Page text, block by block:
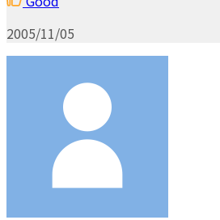
2005/11/05